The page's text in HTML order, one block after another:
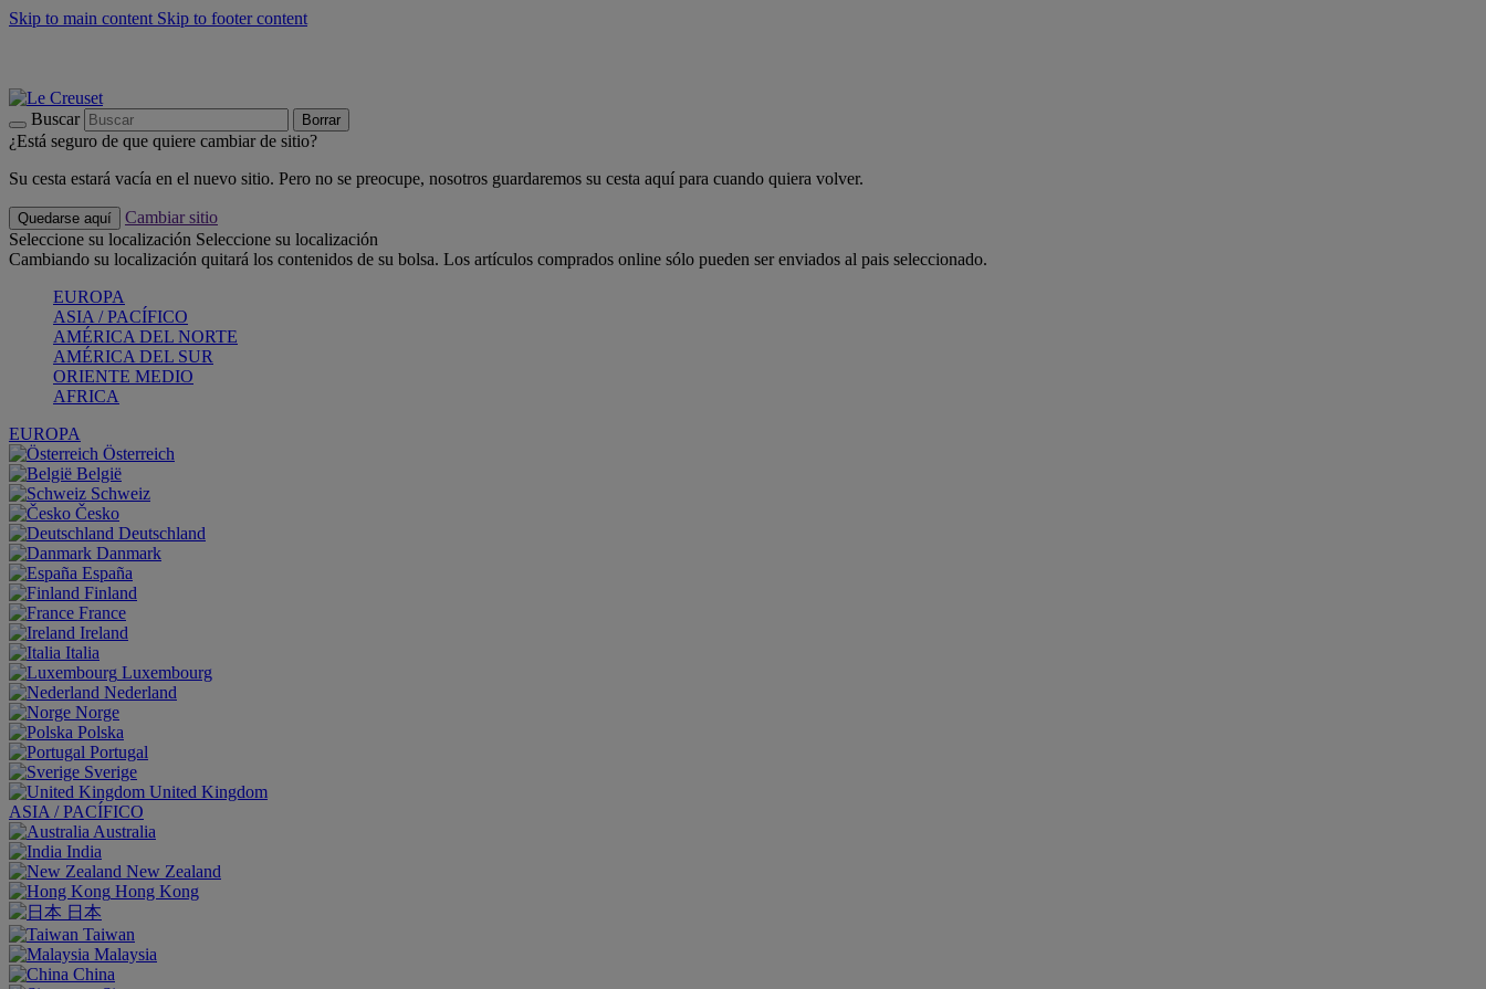
Skip to main content Skip to footer content
Buscar Borrar
¿Está seguro de que quiere cambiar de sitio?
Su cesta estará vacía en el nuevo sitio. Pero no se preocupe, nosotros guardaremos su cesta aquí para cuando quiera volver.
Quedarse aquí
Cambiar sitio
Seleccione su localización Seleccione su localización
Cambiando su localización quitará los contenidos de su bolsa. Los artículos comprados online sólo pueden ser enviados al pais seleccionado.
EUROPA
ASIA / PACÍFICO
AMÉRICA DEL NORTE
AMÉRICA DEL SUR
ORIENTE MEDIO
AFRICA
EUROPA
Österreich
België
Schweiz
Česko
Deutschland
Danmark
España
Finland
France
Ireland
Italia
Luxembourg
Nederland
Norge
Polska
Portugal
Sverige
United Kingdom
ASIA / PACÍFICO
Australia
India
New Zealand
Hong Kong
日本
Taiwan
Malaysia
China